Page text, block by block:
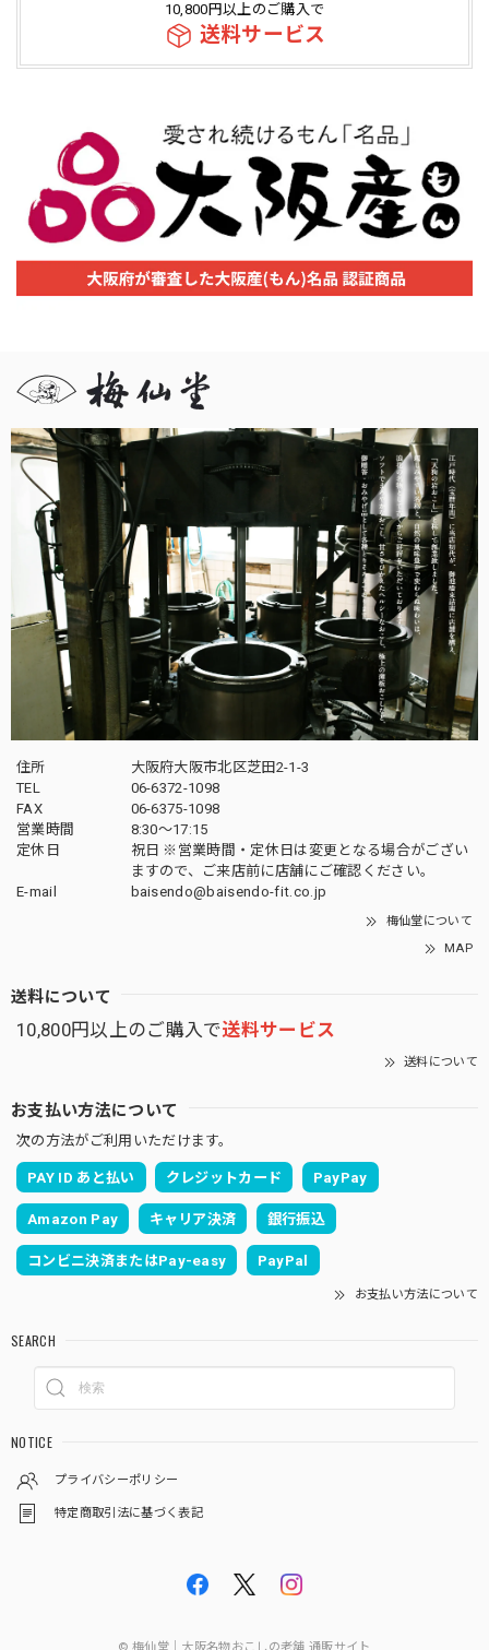
10,800円以上のご購入で
送料サービス
住所
大阪府大阪市北区芝田2-1-3
TEL
06-6372-1098
FAX
06-6375-1098
営業時間
8:30～17:15
定休日
祝日 ※営業時間・定休日は変更となる場合がござい
ますので、ご来店前に店舗にご確認ください。
E-mail
baisendo@baisendo-fit.co.jp
梅仙堂について
MAP
送料について
10,800円以上のご購入で送料サービス
送料について
お支払い方法について
次の方法がご利用いただけます。
PAY ID あと払い クレジットカード PayPay
Amazon Pay キャリア決済 銀行振込
コンビニ決済またはPay-easy PayPal
お支払い方法について
SEARCH
NOTICE
プライバシーポリシー
特定商取引法に基づく表記